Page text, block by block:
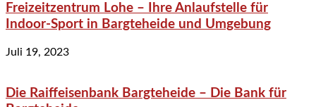
Freizeitzentrum Lohe – Ihre Anlaufstelle für
Indoor-Sport in Bargteheide und Umgebung
Juli 19, 2023
Die Raiffeisenbank Bargteheide – Die Bank für